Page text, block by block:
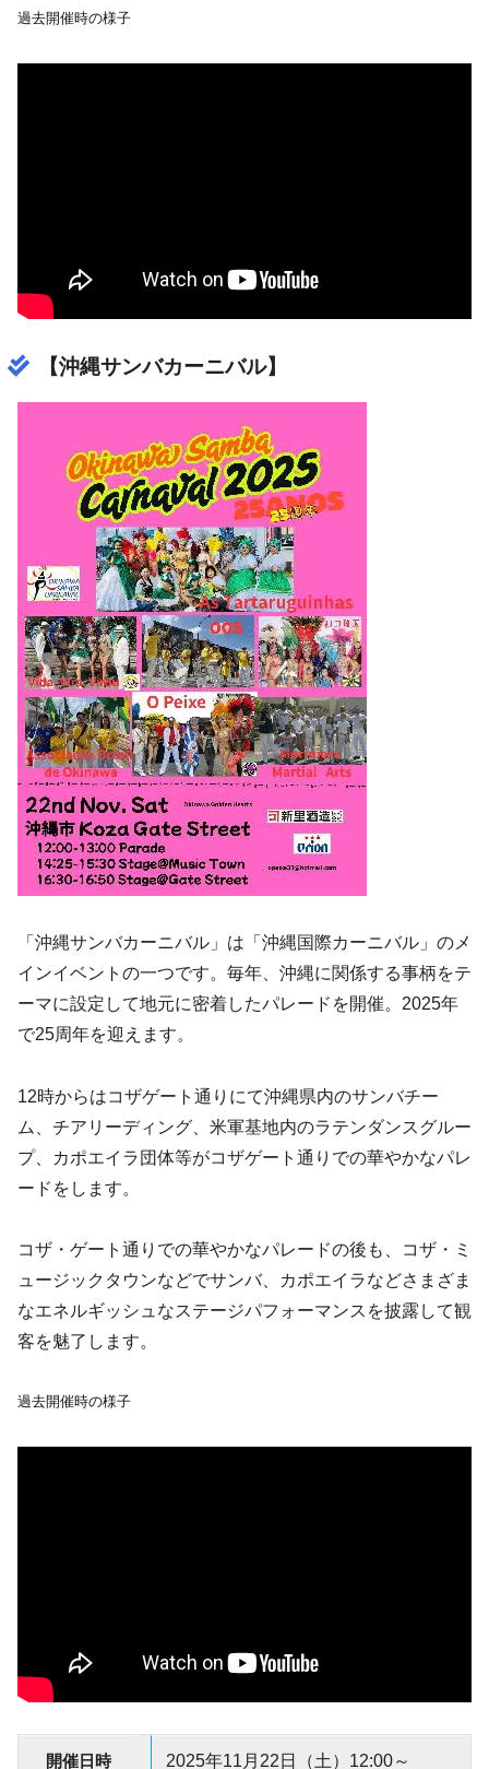
過去開催時の様子
【沖縄サンバカーニバル】
「沖縄サンバカーニバル」は「沖縄国際カーニバル」のメ
インイベントの一つです。毎年、沖縄に関係する事柄をテ
ーマに設定して地元に密着したパレードを開催。2025年
で25周年を迎えます。
12時からはコザゲート通りにて沖縄県内のサンバチー
ム、チアリーディング、米軍基地内のラテンダンスグルー
プ、カポエイラ団体等がコザゲート通りでの華やかなパレ
ードをします。
コザ・ゲート通りでの華やかなパレードの後も、コザ・ミ
ュージックタウンなどでサンバ、カポエイラなどさまざま
なエネルギッシュなステージパフォーマンスを披露して観
客を魅了します。
過去開催時の様子
開催日時 2025年11月22日（土）12:00～